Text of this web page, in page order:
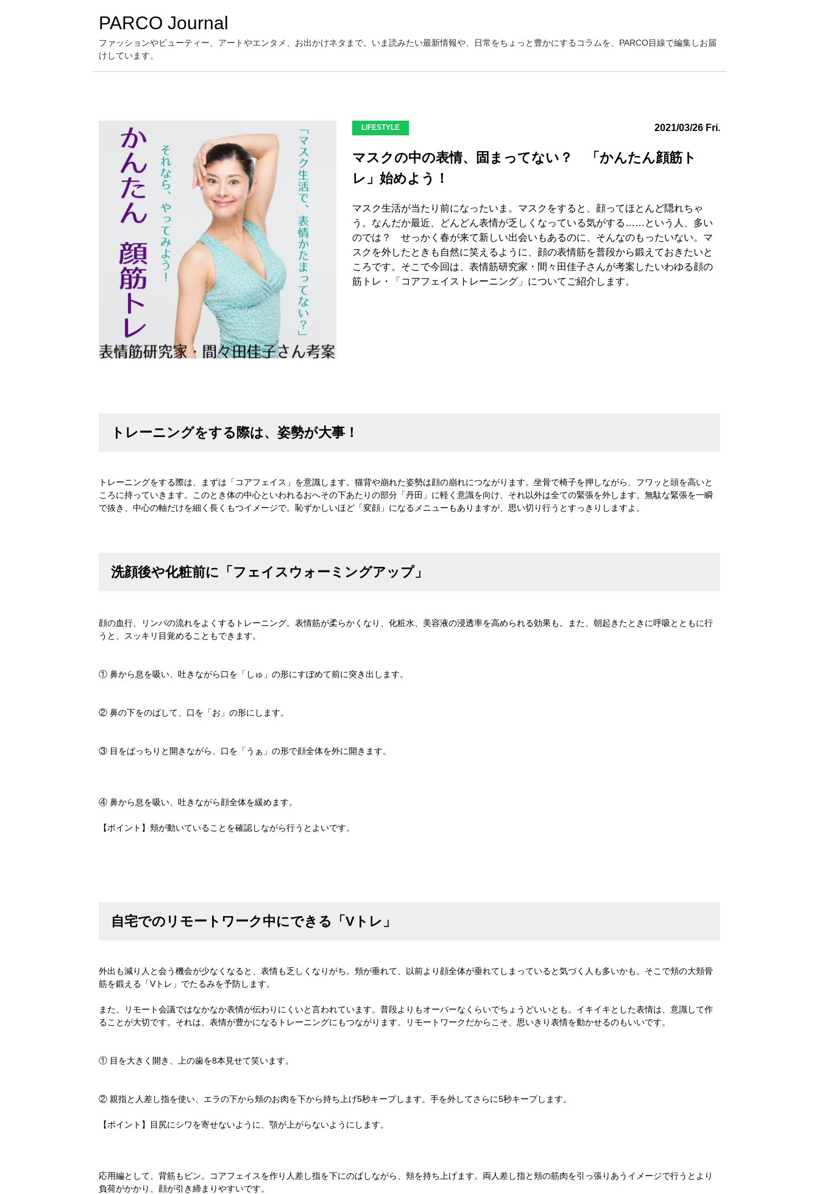
PARCO Journal
ファッションやビューティー、アートやエンタメ、お出かけネタまで。いま読みたい最新情報や、日常をちょっと豊かにするコラムを、PARCO目線で編集しお届
けしています。
LIFESTYLE 2021/03/26 Fri.
マスクの中の表情、固まってない？ 「かんたん顔筋ト
レ」始めよう！
マスク生活が当たり前になったいま。マスクをすると、顔ってほとんど隠れちゃ
う。なんだか最近、どんどん表情が乏しくなっている気がする……という人、多い
のでは？ せっかく春が来て新しい出会いもあるのに、そんなのもったいない。マ
スクを外したときも自然に笑えるように、顔の表情筋を普段から鍛えておきたいと
ころです。そこで今回は、表情筋研究家・間々田佳子さんが考案したいわゆる顔の
筋トレ・「コアフェイストレーニング」についてご紹介します。
トレーニングをする際は、姿勢が大事！
トレーニングをする際は、まずは「コアフェイス」を意識します。猫背や崩れた姿勢は顔の崩れにつながります。坐骨で椅子を押しながら、フワッと頭を高いと
ころに持っていきます。このとき体の中心といわれるおへその下あたりの部分「丹田」に軽く意識を向け、それ以外は全ての緊張を外します。無駄な緊張を一瞬
で抜き、中心の軸だけを細く長くもつイメージで。恥ずかしいほど「変顔」になるメニューもありますが、思い切り行うとすっきりしますよ。
洗顔後や化粧前に「フェイスウォーミングアップ」
顔の血行、リンパの流れをよくするトレーニング。表情筋が柔らかくなり、化粧水、美容液の浸透率を高められる効果も。また、朝起きたときに呼吸とともに行
うと、スッキリ目覚めることもできます。
① 鼻から息を吸い、吐きながら口を「しゅ」の形にすぼめて前に突き出します。
② 鼻の下をのばして、口を「お」の形にします。
③ 目をぱっちりと開きながら、口を「うぁ」の形で顔全体を外に開きます。
④ 鼻から息を吸い、吐きながら顔全体を緩めます。
【ポイント】頬が動いていることを確認しながら行うとよいです。
自宅でのリモートワーク中にできる「Vトレ」
外出も減り人と会う機会が少なくなると、表情も乏しくなりがち。頬が垂れて、以前より顔全体が垂れてしまっていると気づく人も多いかも。そこで頬の大頬骨
筋を鍛える「Vトレ」でたるみを予防します。
また、リモート会議ではなかなか表情が伝わりにくいと言われています。普段よりもオーバーなくらいでちょうどいいとも。イキイキとした表情は、意識して作
ることが大切です。それは、表情が豊かになるトレーニングにもつながります。リモートワークだからこそ、思いきり表情を動かせるのもいいです。
① 目を大きく開き、上の歯を8本見せて笑います。
② 親指と人差し指を使い、エラの下から頬のお肉を下から持ち上げ5秒キープします。手を外してさらに5秒キープします。
【ポイント】目尻にシワを寄せないように、顎が上がらないようにします。
応用編として、背筋もピン。コアフェイスを作り人差し指を下にのばしながら、頬を持ち上げます。両人差し指と頬の筋肉を引っ張りあうイメージで行うとより
負荷がかかり、顔が引き締まりやすいです。